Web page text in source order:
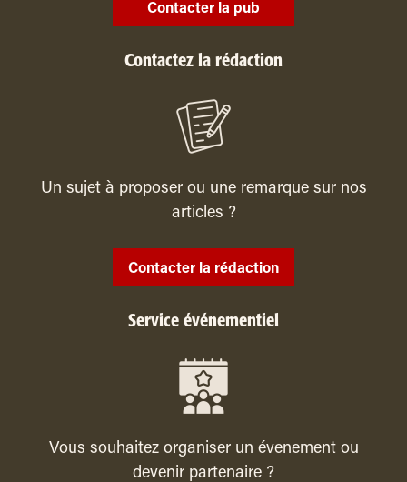
Contacter la pub
Contactez la rédaction
Un sujet à proposer ou une remarque sur nos
articles ?
Contacter la rédaction
Service événementiel
Vous souhaitez organiser un évenement ou
devenir partenaire ?